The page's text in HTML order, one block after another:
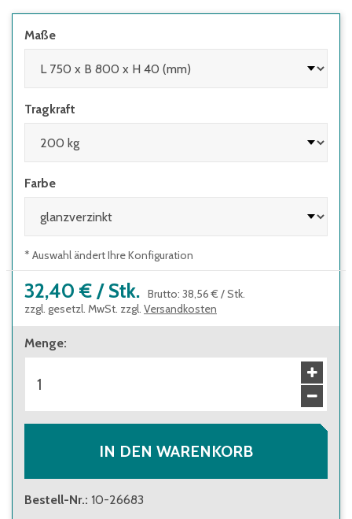
Maße
Tragkraft
Farbe
* Auswahl ändert Ihre Konfiguration
32,40 € / Stk. Brutto: 38,56 € /Stk.
zzgl. gesetzl. MwSt. zzgl. Versandkosten
Menge:
IN DEN WARENKORB
Bestell-Nr.: 10-26683